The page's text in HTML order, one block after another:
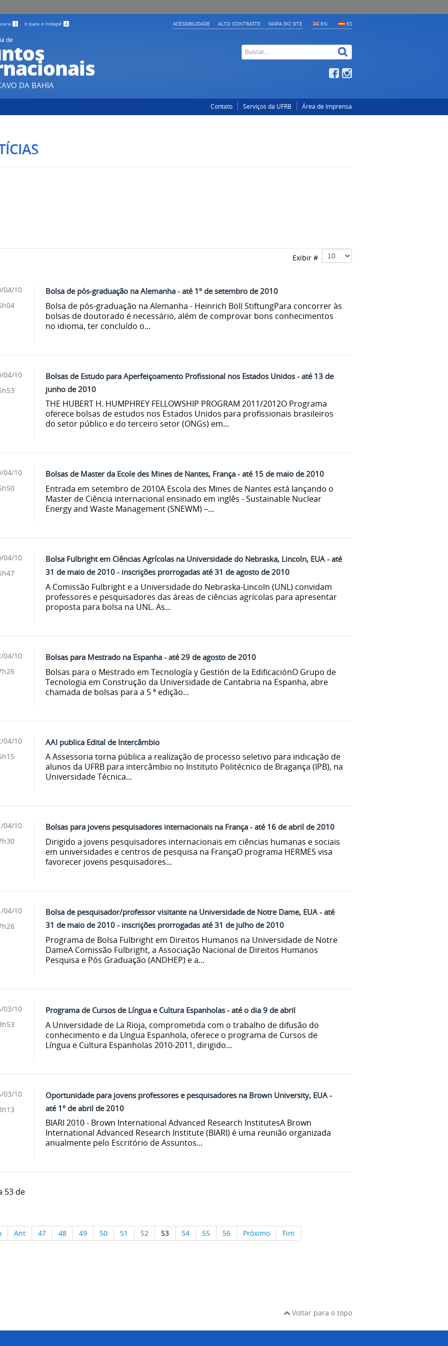
3 Ir para o rodapé 4 EN ES
ACESSIBILIDADE ALTO CONTRASTE MAPA DO SITE
de
DA BAHIA
Contato Serviços da UFRB Área de Imprensa
Exibir #
Bolsa de pós-graduação na Alemanha - até 1º de setembro de 2010
Bolsa de pós-graduação na Alemanha - Heinrich Böll StiftungPara concorrer às
bolsas de doutorado é necessário, além de comprovar bons conhecimentos
no idioma, ter concluído o...
04/10
Bolsas de Estudo para Aperfeiçoamento Profissional nos Estados Unidos - até 13 de
junho de 2010
THE HUBERT H. HUMPHREY FELLOWSHIP PROGRAM 2011/2012O Programa
oferece bolsas de estudos nos Estados Unidos para profissionais brasileiros
do setor público e do terceiro setor (ONGs) em...
04/10
Bolsas de Master da Ecole des Mines de Nantes, França - até 15 de maio de 2010
Entrada em setembro de 2010A Escola des Mines de Nantes está lançando o
Master de Ciência internacional ensinado em inglês - Sustainable Nuclear
Energy and Waste Management (SNEWM) –...
04/10
Bolsa Fulbright em Ciências Agrícolas na Universidade do Nebraska, Lincoln, EUA - até
31 de maio de 2010 - inscrições prorrogadas até 31 de agosto de 2010
A Comissão Fulbright e a Universidade do Nebraska-Lincoln (UNL) convidam
professores e pesquisadores das áreas de ciências agrícolas para apresentar
proposta para bolsa na UNL. As...
04/10
Bolsas para Mestrado na Espanha - até 29 de agosto de 2010
Bolsas para o Mestrado em Tecnología y Gestión de la EdificaciónO Grupo de
Tecnologia em Construção da Universidade de Cantabria na Espanha, abre
chamada de bolsas para a 5 ª edição...
04/10
AAI publica Edital de Intercâmbio
A Assessoria torna pública a realização de processo seletivo para indicação de
alunos da UFRB para intercâmbio no Instituto Politécnico de Bragança (IPB), na
Universidade Técnica...
04/10
Bolsas para jovens pesquisadores internacionais na França - até 16 de abril de 2010
Dirigido a jovens pesquisadores internacionais em ciências humanas e sociais
em universidades e centros de pesquisa na FrançaO programa HERMES visa
favorecer jovens pesquisadores...
04/10
Bolsa de pesquisador/professor visitante na Universidade de Notre Dame, EUA - até
31 de maio de 2010 - inscrições prorrogadas até 31 de julho de 2010
Programa de Bolsa Fulbright em Direitos Humanos na Universidade de Notre
DameA Comissão Fulbright, a Associação Nacional de Direitos Humanos
Pesquisa e Pós Graduação (ANDHEP) e a...
04/10
Programa de Cursos de Língua e Cultura Espanholas - até o dia 9 de abril
A Universidade de La Rioja, comprometida com o trabalho de difusão do
conhecimento e da Língua Espanhola, oferece o programa de Cursos de
Língua e Cultura Espanholas 2010-2011, dirigido...
03/10
Oportunidade para jovens professores e pesquisadores na Brown University, EUA -
até 1º de abril de 2010
BIARI 2010 - Brown International Advanced Research InstitutesA Brown
International Advanced Research Institute (BIARI) é uma reunião organizada
anualmente pelo Escritório de Assuntos...
03/10
53 de
Ant 47 48 49 50 51 52 53 54 55 56 Próximo Fim
Voltar para o topo